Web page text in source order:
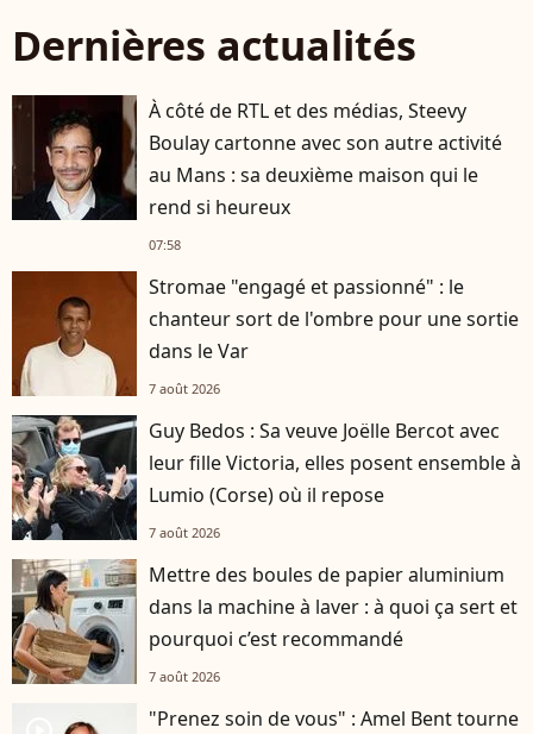
Dernières actualités
À côté de RTL et des médias, Steevy
Boulay cartonne avec son autre activité
au Mans : sa deuxième maison qui le
rend si heureux
07:58
Stromae "engagé et passionné" : le
chanteur sort de l'ombre pour une sortie
dans le Var
7 août 2026
Guy Bedos : Sa veuve Joëlle Bercot avec
leur fille Victoria, elles posent ensemble à
Lumio (Corse) où il repose
7 août 2026
Mettre des boules de papier aluminium
dans la machine à laver : à quoi ça sert et
pourquoi c’est recommandé
7 août 2026
"Prenez soin de vous" : Amel Bent tourne